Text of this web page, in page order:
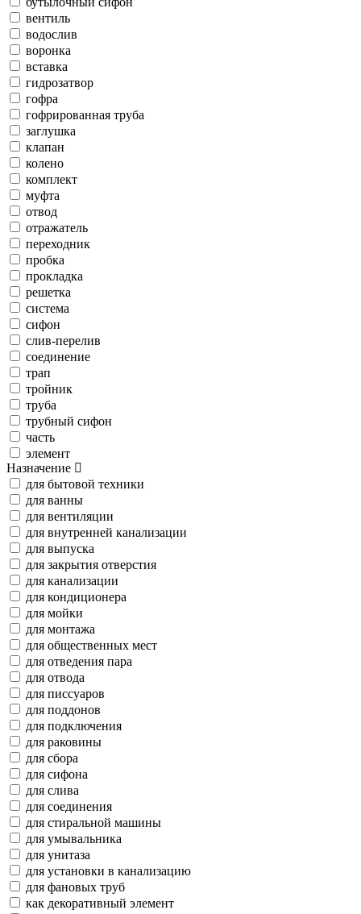
вентиль
водослив
воронка
вставка
гидрозатвор
гофра
гофрированная труба
заглушка
клапан
колено
комплект
муфта
отвод
отражатель
переходник
пробка
прокладка
решетка
система
сифон
слив-перелив
соединение
трап
тройник
труба
трубный сифон
часть
элемент
Назначение
для бытовой техники
для ванны
для вентиляции
для внутренней канализации
для выпуска
для закрытия отверстия
для канализации
для кондиционера
для мойки
для монтажа
для общественных мест
для отведения пара
для отвода
для писсуаров
для поддонов
для подключения
для раковины
для сбора
для сифона
для слива
для соединения
для стиральной машины
для умывальника
для унитаза
для установки в канализацию
для фановых труб
как декоративный элемент